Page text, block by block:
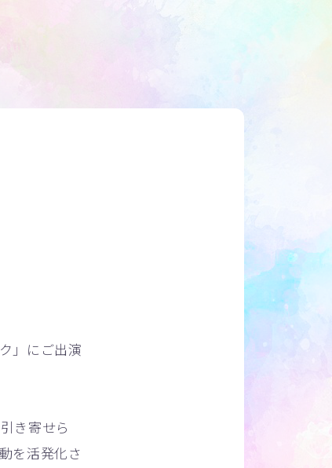
」にご出演
き寄せら
を活発化さ